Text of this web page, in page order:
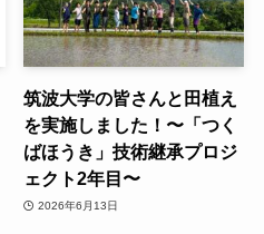
筑波大学の皆さんと田植え
を実施しました！〜「つく
ばほうき」技術継承プロジ
ェクト2年目〜
2026年6月13日